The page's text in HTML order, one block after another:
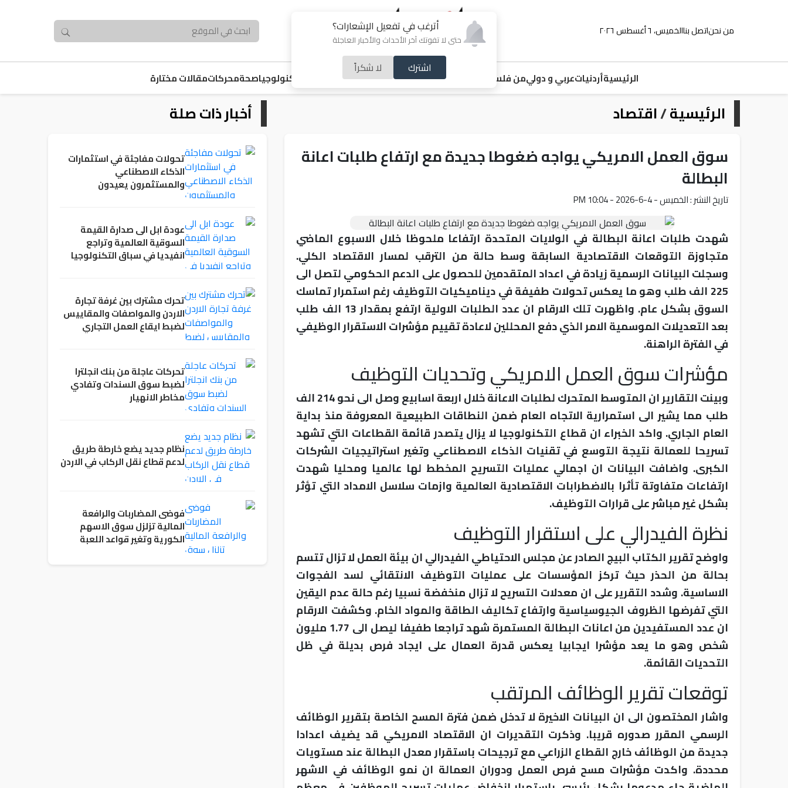
أترغب في تفعيل الإشعارات؟
حتى لا تفوتك آخر الأحداث والأخبار العاجلة
اشترك لا شكراً
من نحناتصل بناالخميس، ٦ أغسطس ٢٠٢٦
الرئيسيةأردنياتعربي و دوليمن فلسطين ملفات ساخنةخبر و صورةرياضة تكنولوجياصحةمحركاتمقالات مختارة
الرئيسية/اقتصاد
سوق العمل الامريكي يواجه ضغوطا جديدة مع ارتفاع طلبات اعانة
البطالة
تاريخ النشر : الخميس - 4-6-2026 - 10:04 PM
شهدت طلبات اعانة البطالة في الولايات المتحدة ارتفاعا ملحوظا خلال الاسبوع الماضي
متجاوزة التوقعات الاقتصادية السابقة وسط حالة من الترقب لمسار الاقتصاد الكلي.
وسجلت البيانات الرسمية زيادة في اعداد المتقدمين للحصول على الدعم الحكومي لتصل الى
225 الف طلب وهو ما يعكس تحولات طفيفة في ديناميكيات التوظيف رغم استمرار تماسك
السوق بشكل عام. واظهرت تلك الارقام ان عدد الطلبات الاولية ارتفع بمقدار 13 الف طلب
بعد التعديلات الموسمية الامر الذي دفع المحللين لاعادة تقييم مؤشرات الاستقرار الوظيفي
في الفترة الراهنة.
مؤشرات سوق العمل الامريكي وتحديات التوظيف
وبينت التقارير ان المتوسط المتحرك لطلبات الاعانة خلال اربعة اسابيع وصل الى نحو 214 الف
طلب مما يشير الى استمرارية الاتجاه العام ضمن النطاقات الطبيعية المعروفة منذ بداية
العام الجاري. واكد الخبراء ان قطاع التكنولوجيا لا يزال يتصدر قائمة القطاعات التي تشهد
تسريحا للعمالة نتيجة التوسع في تقنيات الذكاء الاصطناعي وتغير استراتيجيات الشركات
الكبرى. واضافت البيانات ان اجمالي عمليات التسريح المخطط لها عالميا ومحليا شهدت
ارتفاعات متفاوتة تأثرا بالاضطرابات الاقتصادية العالمية وازمات سلاسل الامداد التي تؤثر
بشكل غير مباشر على قرارات التوظيف.
نظرة الفيدرالي على استقرار التوظيف
واوضح تقرير الكتاب البيج الصادر عن مجلس الاحتياطي الفيدرالي ان بيئة العمل لا تزال تتسم
بحالة من الحذر حيث تركز المؤسسات على عمليات التوظيف الانتقائي لسد الفجوات
الاساسية. وشدد التقرير على ان معدلات التسريح لا تزال منخفضة نسبيا رغم حالة عدم اليقين
التي تفرضها الظروف الجيوسياسية وارتفاع تكاليف الطاقة والمواد الخام. وكشفت الارقام
ان عدد المستفيدين من اعانات البطالة المستمرة شهد تراجعا طفيفا ليصل الى 1.77 مليون
شخص وهو ما يعد مؤشرا ايجابيا يعكس قدرة العمال على ايجاد فرص بديلة في ظل
التحديات القائمة.
توقعات تقرير الوظائف المرتقب
واشار المختصون الى ان البيانات الاخيرة لا تدخل ضمن فترة المسح الخاصة بتقرير الوظائف
الرسمي المقرر صدوره قريبا. وذكرت التقديرات ان الاقتصاد الامريكي قد يضيف اعدادا
جديدة من الوظائف خارج القطاع الزراعي مع ترجيحات باستقرار معدل البطالة عند مستويات
محددة. واكدت مؤشرات مسح فرص العمل ودوران العمالة ان نمو الوظائف في الاشهر
أخبار ذات صلة
تحولات مفاجئة في استثمارات
الذكاء الاصطناعي
والمستثمرون يعيدون
عودة ابل الى صدارة القيمة
السوقية العالمية وتراجع
انفيديا في سباق التكنولوجيا
تحرك مشترك بين غرفة تجارة
الاردن والمواصفات والمقاييس
لضبط ايقاع العمل التجاري
تحركات عاجلة من بنك انجلترا
لضبط سوق السندات وتفادي
مخاطر الانهيار
نظام جديد يضع خارطة طريق
لدعم قطاع نقل الركاب في الاردن
فوضى المضاربات والرافعة
المالية تزلزل سوق الاسهم
الكورية وتغير قواعد اللعبة